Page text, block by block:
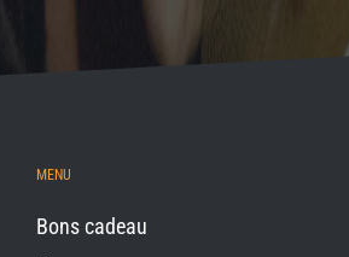
MENU
Bons cadeau